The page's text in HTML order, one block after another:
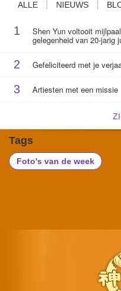
ALLE NIEUWS
1 Shen Yun voltooit
gelegenheid van 20-jarig
2 Gefeliciteerd met je
3 Artiesten met een missie
Tags
Foto's van de week